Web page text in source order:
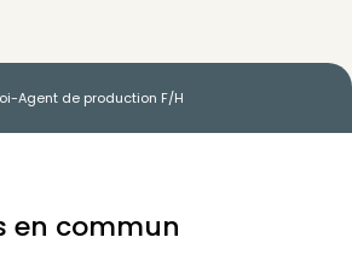
-Agent de production F/H
en commun